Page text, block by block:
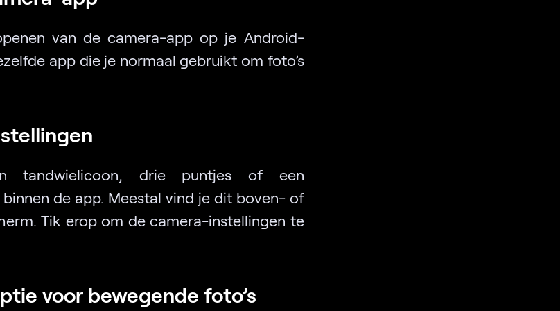
van de camera-app op je Android-
app die je normaal gebruikt om foto’s
tandwielicoon, drie puntjes of een
de app. Meestal vind je dit boven- of
Tik erop om de camera-instellingen te
voor bewegende foto’s